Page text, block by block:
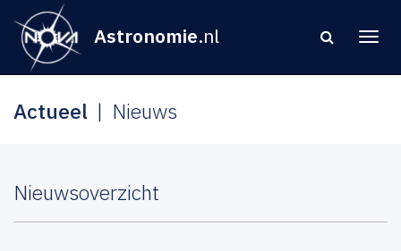
Astronomie.nl
Actueel Nieuws
Nieuwsoverzicht